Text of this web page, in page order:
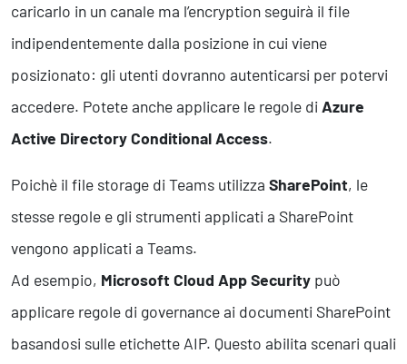
caricarlo in un canale ma l’encryption seguirà il file
indipendentemente dalla posizione in cui viene
posizionato: gli utenti dovranno autenticarsi per potervi
accedere. Potete anche applicare le regole di Azure
Active Directory Conditional Access.
Poichè il file storage di Teams utilizza SharePoint, le
stesse regole e gli strumenti applicati a SharePoint
vengono applicati a Teams.
Ad esempio, Microsoft Cloud App Security può
applicare regole di governance ai documenti SharePoint
basandosi sulle etichette AIP. Questo abilita scenari quali